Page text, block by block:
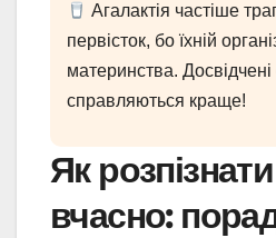
Агалактія частіше
первісток, бо їхній
материнства.
справляються краще!
Як
вчасно: